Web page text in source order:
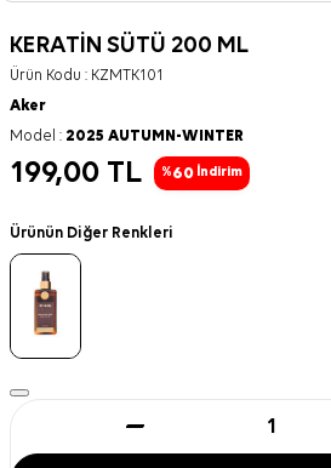
KERATİN SÜTÜ 200 ML
Ürün Kodu : KZMTK101
Aker
Model : 2025 AUTUMN-WINTER
199,00 TL %60 İndirim
Ürünün Diğer Renkleri